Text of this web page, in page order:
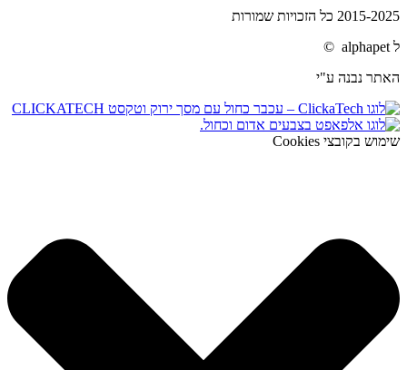
2015-2025 כל הזכויות שמורות
ל alphapet ©
האתר נבנה ע"י
שימוש בקובצי Cookies